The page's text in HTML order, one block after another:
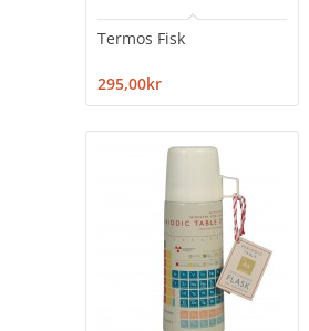
Termos Fisk
295,00kr